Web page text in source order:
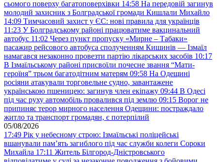
сьомого поверху багатоповерхівки 14:58 На передовій загинув
молодий захисник з Болградської громади Кишлали Михайло
14:09 Тимчасовий захист у ЄС: нові правила для українців
11:23 У Болградському районі працюватиме вакцинальний
автобус 11:02 Через пункт пропуску «Мирне – Табаки»
пасажир рейсового автобуса сполученням Кишинів — Ізмаїл
намагався незаконно провезти партію лікарських засобів 10:17
В Ізмаїльському районі присвоїли почесне звання “Мати-
героїня” трьом багатодітним матерям 09:58 На Одещині
росіяни атакували торговельне судно, завантажене
українською пшеницею: загинув член екіпажу 09:44 В Одесі
під час руху автомобіль провалився під землю 09:15 Ворог не
припиняє терор мирного населення Одещини: постраждало
житло та транспорт громадян, є потерпілий
05/08/2026
17:49 Рік у небесному строю: Ізмаїльські поліцейські
вшанували пам’ять загиблого під час служби колеги Сороки
Михайла 17:11 Житель Білгород-Дністровського